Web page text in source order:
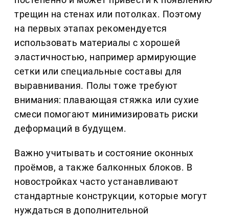
трещин на стенах или потолках. Поэтому
на первых этапах рекомендуется
использовать материалы с хорошей
эластичностью, например армирующие
сетки или специальные составы для
выравнивания. Полы тоже требуют
внимания: плавающая стяжка или сухие
смеси помогают минимизировать риски
деформаций в будущем.
Важно учитывать и состояние оконных
проёмов, а также балконных блоков. В
новостройках часто устанавливают
стандартные конструкции, которые могут
нуждаться в дополнительной